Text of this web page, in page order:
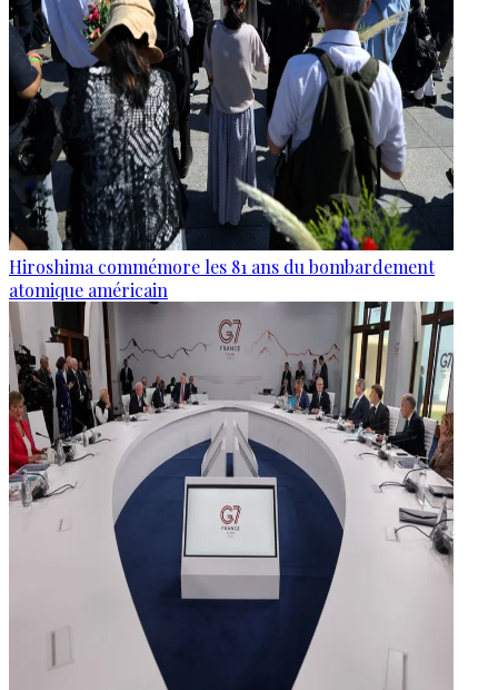
Hiroshima commémore les 81 ans du bombardement
atomique américain